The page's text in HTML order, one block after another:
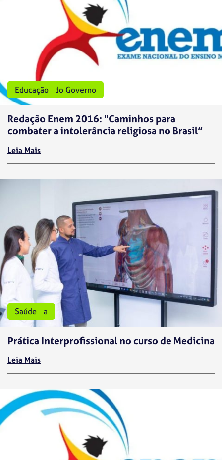
Programas do Governo
Educação
Redação Enem 2016: "Caminhos para
combater a intolerância religiosa no Brasil”
Leia Mais
Medicina
Saúde
Prática Interprofissional no curso de Medicina
Leia Mais